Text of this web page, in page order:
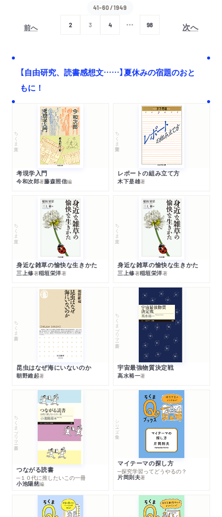
前へ
41-60/1949
2 3 4 98 次へ
【自由研究、読書感想文……】夏休みの宿題のおと
もに！
ちくま文庫
考現学入門
今和次郎著藤森照信編
ちくま学芸文庫
レポートの組み立て方
木下是雄著
ちくま文庫
身近な雑草の愉快な生きかた
三上修著稲垣栄洋著
ちくま文庫
身近な雑草の愉快な生きかた
三上修著稲垣栄洋著
ちくま新書
昆虫はなぜ海にいないのか
朝野維起著
ちくまプリマー新書
宇宙最強物質決定戦
高水裕一著
ちくまプリマー新書
つながる読書
─１０代に推したいこの一冊
小池陽慈編
シリーズ・全集
マイテーマの探し方
─探究学習ってどうやるの？
片岡則夫著